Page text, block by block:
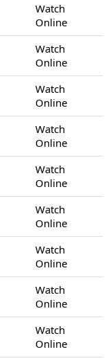
Watch
Online
Watch
Online
Watch
Online
Watch
Online
Watch
Online
Watch
Online
Watch
Online
Watch
Online
Watch
Online